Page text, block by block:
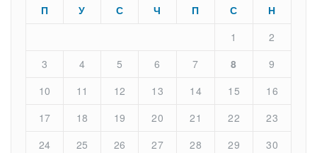
П У С Ч П С
Н
1
2
3
4 5 6 7 8
9
10
11 12 13 14 15
16
17
18 19 20 21 22
23
24
25 26 27 28 29
30